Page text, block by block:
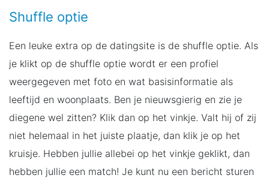
Shuffle optie
Een leuke extra op de datingsite is de shuffle optie. Als
je klikt op de shuffle optie wordt er een profiel
weergegeven met foto en wat basisinformatie als
leeftijd en woonplaats. Ben je nieuwsgierig en zie je
diegene wel zitten? Klik dan op het vinkje. Valt hij of zij
niet helemaal in het juiste plaatje, dan klik je op het
kruisje. Hebben jullie allebei op het vinkje geklikt, dan
hebben jullie een match! Je kunt nu een bericht sturen